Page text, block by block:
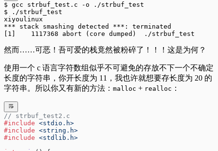
$ gcc strbuf_test.c -o ./strbuf_test
$ ./strbuf_test
xiyoulinux
*** stack smashing detected ***: terminated
[1]    1117368 abort (core dumped)  ./strbuf_test
然而……可恶！吾可爱的栈竟然被粉碎了！！！这是为何？
使用一个 c 语言字符数组似乎不可避免的存放不下一个不确定
长度的字符串，你开长度为 11，我也许就想要存长度为 20 的
字符串。所以你又有新的方法： malloc + realloc ：
// strbuf_test2.c
#include <stdio.h>
#include <string.h>
#include <stdlib.h>